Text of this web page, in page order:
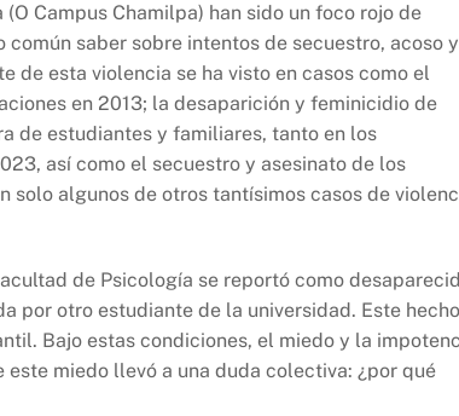
Campus Chamilpa) han sido un foco rojo de
saber sobre intentos de secuestro, acoso y
de esta violencia se ha visto en casos como el
en 2013; la desaparición y feminicidio de
de estudiantes y familiares, tanto en los
así como el secuestro y asesinato de los
solo algunos de otros tantísimos casos de
de Psicología se reportó como
por otro estudiante de la universidad. Este hecho
Bajo estas condiciones, el miedo y la
miedo llevó a una duda colectiva: ¿por qué